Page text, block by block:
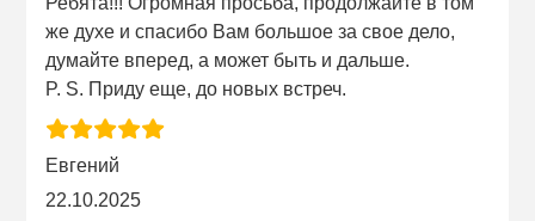
же духе и спасибо Вам большое за свое дело,
думайте вперед, а может быть и дальше.
P. S. Приду еще, до новых встреч.
Евгений
22.10.2025